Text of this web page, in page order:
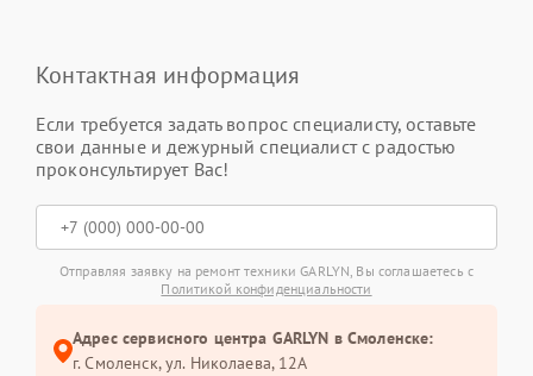
Контактная информация
Если требуется задать вопрос специалисту, оставьте
свои данные и дежурный специалист с радостью
проконсультирует Вас!
Отправляя заявку на ремонт техники GARLYN, Вы соглашаетесь с
Политикой конфиденциальности
Адрес сервисного центра GARLYN в Смоленске:
г. Смоленск, ул. Николаева, 12А